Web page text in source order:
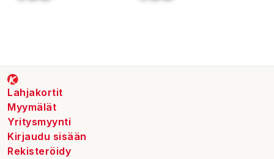
Lahjakortit
Myymälät
Yritysmyynti
Kirjaudu sisään
Rekisteröidy